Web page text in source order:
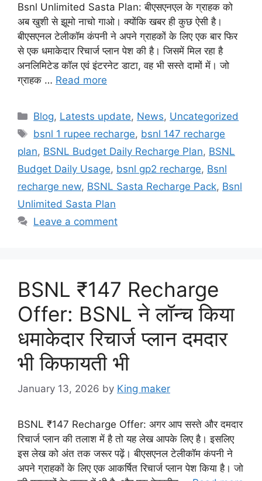
Bsnl Unlimited Sasta Plan: बीएसएनएल के ग्राहक को
अब खुशी से झूमो नाचो गाओ। क्योंकि खबर ही कुछ ऐसी है।
बीएसएनल टेलीकॉम कंपनी ने अपने ग्राहकों के लिए एक बार फिर
से एक धमाकेदार रिचार्ज प्लान पेश की है। जिसमें मिल रहा है
अनलिमिटेड कॉल एवं इंटरनेट डाटा, वह भी सस्ते दामों में। जो
ग्राहक … Read more
Categories
Blog, Latests update, News, Uncategorized
Tags
bsnl 1 rupee recharge, bsnl 147 recharge
plan, BSNL Budget Daily Recharge Plan, BSNL
Budget Daily Usage, bsnl gp2 recharge, Bsnl
recharge new, BSNL Sasta Recharge Pack, Bsnl
Unlimited Sasta Plan
Leave a comment
BSNL ₹147 Recharge
Offer: BSNL ने लॉन्च किया
धमाकेदार रिचार्ज प्लान दमदार
भी किफायती भी
January 13, 2026 by King maker
BSNL ₹147 Recharge Offer: अगर आप सस्ते और दमदार
रिचार्ज प्लान की तलाश में है तो यह लेख आपके लिए है। इसलिए
इस लेख को अंत तक जरूर पढ़ें। बीएसएनल टेलीकॉम कंपनी ने
अपने ग्राहकों के लिए एक आकर्षित रिचार्ज प्लान पेश किया है। जो